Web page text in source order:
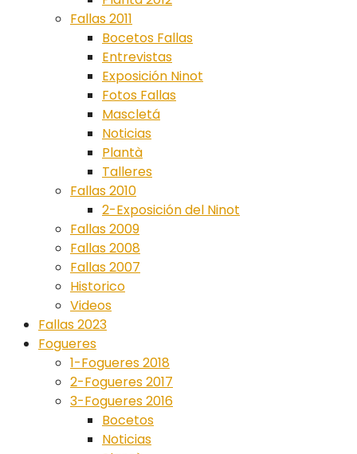
Fallas 2011
Bocetos Fallas
Entrevistas
Exposición Ninot
Fotos Fallas
Mascletá
Noticias
Plantà
Talleres
Fallas 2010
2-Exposición del Ninot
Fallas 2009
Fallas 2008
Fallas 2007
Historico
Videos
Fallas 2023
Fogueres
1-Fogueres 2018
2-Fogueres 2017
3-Fogueres 2016
Bocetos
Noticias